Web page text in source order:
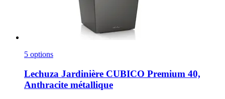
5 options
Lechuza Jardinière CUBICO Premium 40,
Anthracite métallique